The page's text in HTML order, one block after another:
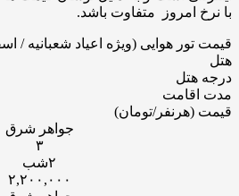
با نرخ امروز متفاوت باشد.
قیمت تور هوایی (ویژه اعیاد شعبانیه / اسفند
هتل
درجه هتل
مدت اقامت
قیمت (هرنفر/تومان)
جواهر شرق
۳
۲شب
۲,۲۰۰,۰۰۰